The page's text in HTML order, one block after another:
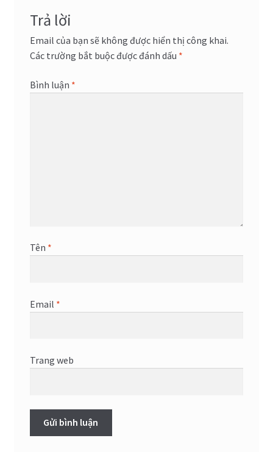
Trả lời
Email của bạn sẽ không được hiển thị công khai.
Các trường bắt buộc được đánh dấu *
Bình luận *
Tên *
Email *
Trang web